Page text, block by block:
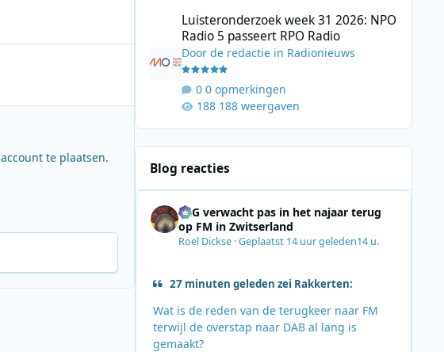
te plaatsen.
Luisteronderzoek week 31 2026: NPO
Radio 5 passeert RPO Radio
Door de redactiein Radionieuws
0 opmerkingen
188 weergaven
Blog reacties
SRG verwacht pas in het najaar terug
op FM in Zwitserland
Roel Dickse·Geplaatst 14 uur geleden14 u.
27 minuten geleden zei Rakkerten:
Wat is de reden van de terugkeer naar FM
terwijl de overstap naar DAB al lang is
gemaakt?